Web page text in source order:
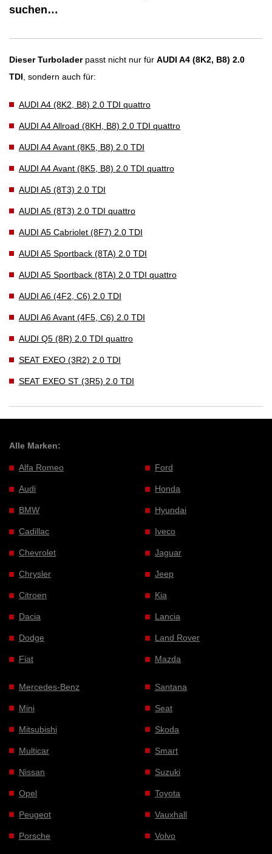
suchen…
Dieser Turboladerpasst nicht nur für AUDI A4 (8K2, B8) 2.0
TDI , sondern auch für:
AUDI A4 (8K2, B8) 2.0 TDI quattro
AUDI A4 Allroad (8KH, B8) 2.0 TDI quattro
AUDI A4 Avant (8K5, B8) 2.0 TDI
AUDI A4 Avant (8K5, B8) 2.0 TDI quattro
AUDI A5 (8T3) 2.0 TDI
AUDI A5 (8T3) 2.0 TDI quattro
AUDI A5 Cabriolet (8F7) 2.0 TDI
AUDI A5 Sportback (8TA) 2.0 TDI
AUDI A5 Sportback (8TA) 2.0 TDI quattro
AUDI A6 (4F2, C6) 2.0 TDI
AUDI A6 Avant (4F5, C6) 2.0 TDI
AUDI Q5 (8R) 2.0 TDI quattro
SEAT EXEO (3R2) 2.0 TDI
SEAT EXEO ST (3R5) 2.0 TDI
Alle Marken:
Alfa Romeo
Audi
BMW
Cadillac
Chevrolet
Chrysler
Citroen
Dacia
Dodge
Fiat
Ford
Honda
Hyundai
Iveco
Jaguar
Jeep
Kia
Lancia
Land Rover
Mazda
Mercedes-Benz
Mini
Mitsubishi
Multicar
Nissan
Opel
Peugeot
Porsche
Santana
Seat
Skoda
Smart
Suzuki
Toyota
Vauxhall
Volvo